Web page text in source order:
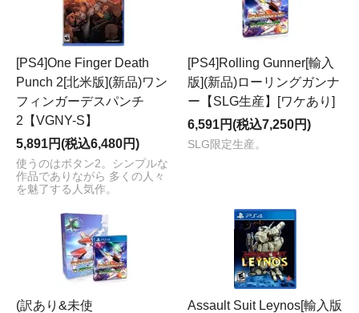
[PS4]One Finger Death
Punch 2[北米版](新品)ワン
フィンガーデスパンチ
2【VGNY-S】
5,891円(税込6,480円)
使うのはボタン2。シンプルな
作品でありながら 多くの人々
を魅了する人気作。
[PS4]Rolling Gunner[輸入
版](新品)ローリングガンナ
ー【SLG生産】[ワケあり]
6,591円(税込7,250円)
SLG限定生産。
(訳あり&未使
Assault Suit Leynos[輸入版